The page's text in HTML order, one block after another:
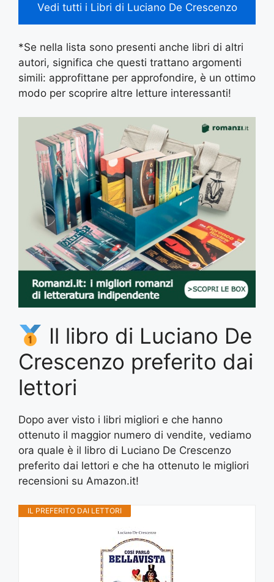
Vedi tutti i Libri di Luciano De Crescenzo
*Se nella lista sono presenti anche libri di altri
autori, significa che questi trattano argomenti
simili: approfittane per approfondire, è un ottimo
modo per scoprire altre letture interessanti!
Il libro di Luciano De
Crescenzo preferito dai
lettori
Dopo aver visto i libri migliori e che hanno
ottenuto il maggior numero di vendite, vediamo
ora quale è il libro di Luciano De Crescenzo
preferito dai lettori e che ha ottenuto le migliori
recensioni su Amazon.it!
IL PREFERITO DAI LETTORI